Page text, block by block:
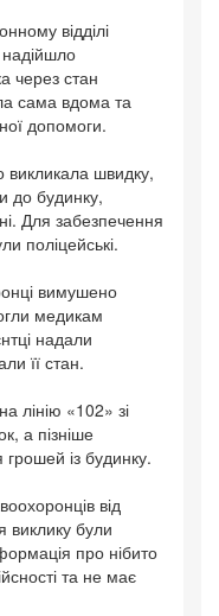
відділі
надійшло
через стан
сама вдома та
допомоги.
викликала швидку,
до будинку,
Для забезпечення
поліцейські.
вимушено
медикам
надали
її стан.
лінію «102» зі
а пізніше
із будинку.
від
виклику були
про нібито
та не має